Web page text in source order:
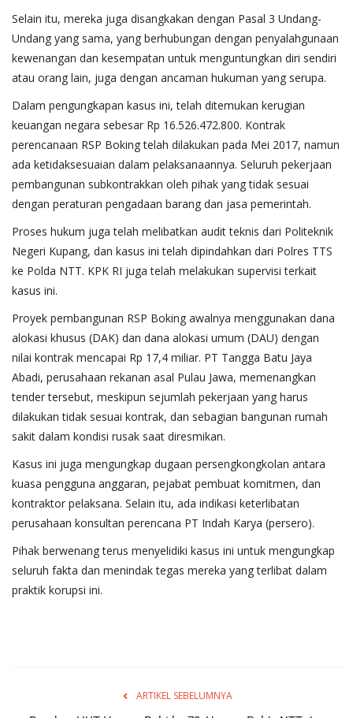
Selain itu, mereka juga disangkakan dengan Pasal 3 Undang-
Undang yang sama, yang berhubungan dengan penyalahgunaan
kewenangan dan kesempatan untuk menguntungkan diri sendiri
atau orang lain, juga dengan ancaman hukuman yang serupa.
Dalam pengungkapan kasus ini, telah ditemukan kerugian
keuangan negara sebesar Rp 16.526.472.800. Kontrak
perencanaan RSP Boking telah dilakukan pada Mei 2017, namun
ada ketidaksesuaian dalam pelaksanaannya. Seluruh pekerjaan
pembangunan subkontrakkan oleh pihak yang tidak sesuai
dengan peraturan pengadaan barang dan jasa pemerintah.
Proses hukum juga telah melibatkan audit teknis dari Politeknik
Negeri Kupang, dan kasus ini telah dipindahkan dari Polres TTS
ke Polda NTT. KPK RI juga telah melakukan supervisi terkait
kasus ini.
Proyek pembangunan RSP Boking awalnya menggunakan dana
alokasi khusus (DAK) dan dana alokasi umum (DAU) dengan
nilai kontrak mencapai Rp 17,4 miliar. PT Tangga Batu Jaya
Abadi, perusahaan rekanan asal Pulau Jawa, memenangkan
tender tersebut, meskipun sejumlah pekerjaan yang harus
dilakukan tidak sesuai kontrak, dan sebagian bangunan rumah
sakit dalam kondisi rusak saat diresmikan.
Kasus ini juga mengungkap dugaan persengkongkolan antara
kuasa pengguna anggaran, pejabat pembuat komitmen, dan
kontraktor pelaksana. Selain itu, ada indikasi keterlibatan
perusahaan konsultan perencana PT Indah Karya (persero).
Pihak berwenang terus menyelidiki kasus ini untuk mengungkap
seluruh fakta dan menindak tegas mereka yang terlibat dalam
praktik korupsi ini.
ARTIKEL SEBELUMNYA